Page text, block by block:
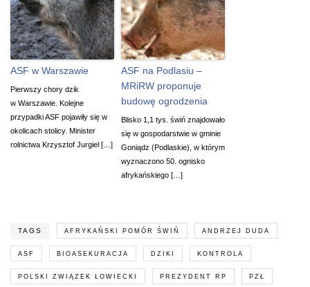
ASF w Warszawie
Pierwszy chory dzik
w Warszawie. Kolejne
przypadki ASF pojawiły się w
okolicach stolicy. Minister
rolnictwa Krzysztof Jurgiel […]
ASF na Podlasiu –
MRiRW proponuje
budowę ogrodzenia
Blisko 1,1 tys. świń znajdowało
się w gospodarstwie w gminie
Goniądz (Podlaskie), w którym
wyznaczono 50. ognisko
afrykańskiego […]
TAGS AFRYKAŃSKI POMÓR ŚWIŃ ANDRZEJ DUDA
ASF BIOASEKURACJA DZIKI KONTROLA
POLSKI ZWIĄZEK ŁOWIECKI PREZYDENT RP PZŁ